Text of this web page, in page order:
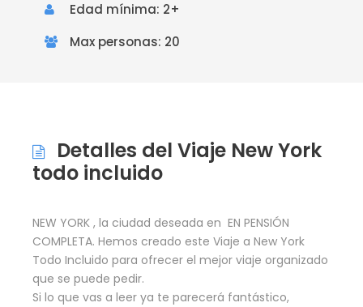
Edad mínima: 2+
Max personas: 20
Detalles del Viaje New York
todo incluido
NEW YORK , la ciudad deseada en EN PENSIÓN
COMPLETA. Hemos creado este Viaje a New York
Todo Incluido para ofrecer el mejor viaje organizado
que se puede pedir.
Si lo que vas a leer ya te parecerá fantástico,